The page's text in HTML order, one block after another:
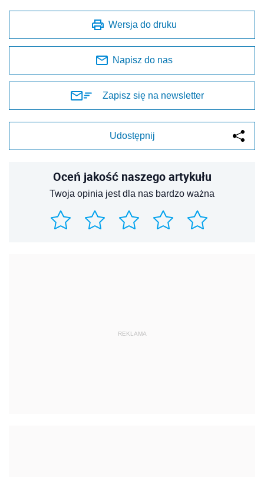
Wersja do druku
Napisz do nas
Zapisz się na newsletter
Udostępnij
Oceń jakość naszego artykułu
Twoja opinia jest dla nas bardzo ważna
REKLAMA